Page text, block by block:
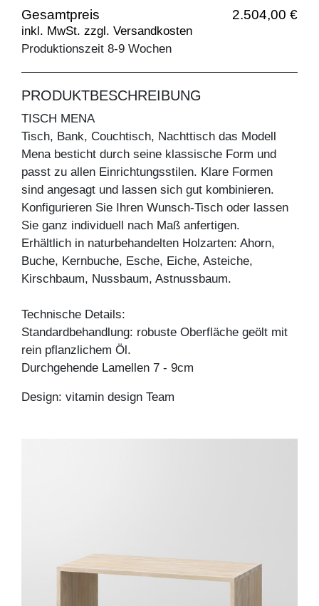
Gesamtpreis 2.504,00 €
inkl. MwSt. zzgl. Versandkosten
Produktionszeit 8-9 Wochen
PRODUKTBESCHREIBUNG
TISCH MENA
Tisch, Bank, Couchtisch, Nachttisch das Modell
Mena besticht durch seine klassische Form und
passt zu allen Einrichtungsstilen. Klare Formen
sind angesagt und lassen sich gut kombinieren.
Konfigurieren Sie Ihren Wunsch-Tisch oder lassen
Sie ganz individuell nach Maß anfertigen.
Erhältlich in naturbehandelten Holzarten: Ahorn,
Buche, Kernbuche, Esche, Eiche, Asteiche,
Kirschbaum, Nussbaum, Astnussbaum.
Technische Details:
Standardbehandlung: robuste Oberfläche geölt mit
rein pflanzlichem Öl.
Durchgehende Lamellen 7 - 9cm
Design: vitamin design Team